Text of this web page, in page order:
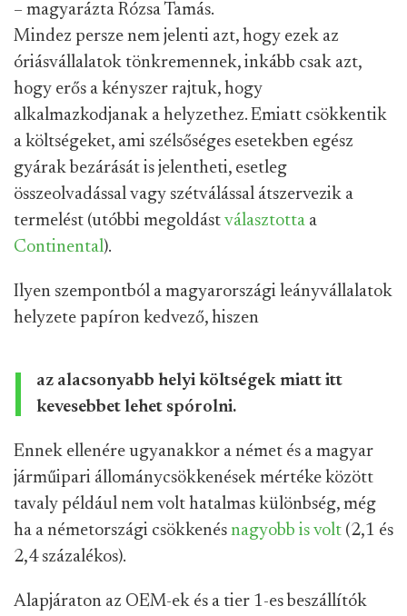
– magyarázta Rózsa Tamás.
Mindez persze nem jelenti azt, hogy ezek az
óriásvállalatok tönkremennek, inkább csak azt,
hogy erős a kényszer rajtuk, hogy
alkalmazkodjanak a helyzethez. Emiatt csökkentik
a költségeket, ami szélsőséges esetekben egész
gyárak bezárását is jelentheti, esetleg
összeolvadással vagy szétválással átszervezik a
termelést (utóbbi megoldást választotta a
Continental).
Ilyen szempontból a magyarországi leányvállalatok
helyzete papíron kedvező, hiszen
az alacsonyabb helyi költségek miatt itt
kevesebbet lehet spórolni.
Ennek ellenére ugyanakkor a német és a magyar
járműipari állománycsökkenések mértéke között
tavaly például nem volt hatalmas különbség, még
ha a németországi csökkenés nagyobb is volt (2,1 és
2,4 százalékos).
Alapjáraton az OEM-ek és a tier 1-es beszállítók